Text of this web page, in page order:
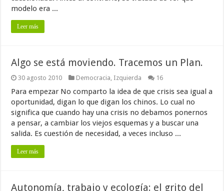
modelo era ...
Leer más
Algo se está moviendo. Tracemos un Plan.
30 agosto 2010 Democracia, Izquierda 16
Para empezar No comparto la idea de que crisis sea igual a
oportunidad, digan lo que digan los chinos. Lo cual no
significa que cuando hay una crisis no debamos ponernos
a pensar, a cambiar los viejos esquemas y a buscar una
salida. Es cuestión de necesidad, a veces incluso ...
Leer más
Autonomía, trabajo y ecología: el grito del